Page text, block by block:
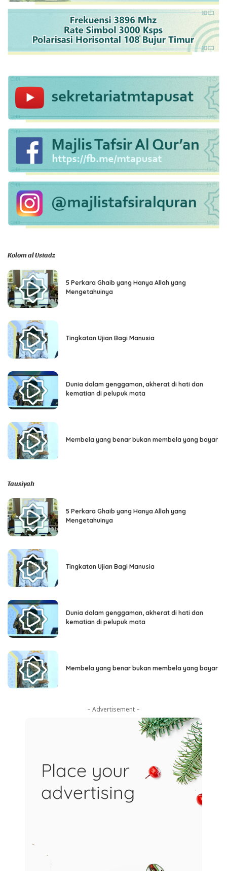
Kolom al Ustadz
5 Perkara Ghaib yang Hanya Allah yang
Mengetahuinya
Tingkatan Ujian Bagi Manusia
Dunia dalam genggaman, akherat di hati dan
kematian di pelupuk mata
Membela yang benar bukan membela yang bayar
Tausiyah
5 Perkara Ghaib yang Hanya Allah yang
Mengetahuinya
Tingkatan Ujian Bagi Manusia
Dunia dalam genggaman, akherat di hati dan
kematian di pelupuk mata
Membela yang benar bukan membela yang bayar
– Advertisement –